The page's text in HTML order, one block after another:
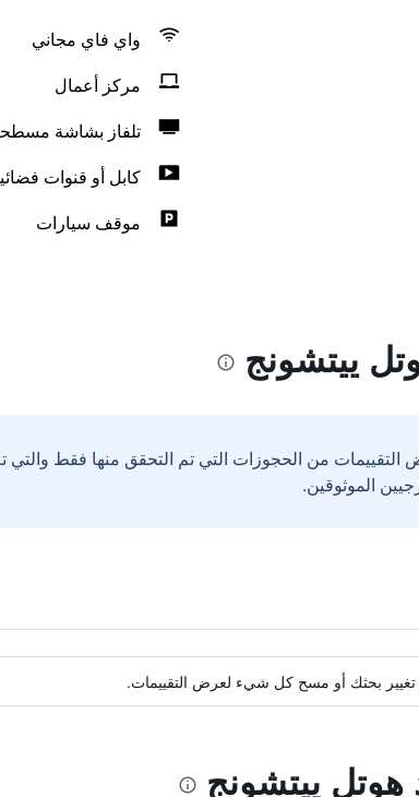
واي فاي مجاني
مركز أعمال
تلفاز بشاشة
كابل أو قنوات
موقف سيارات
ييتشونج
من الحجوزات التي تم التحقق منها فقط
تغيير بحثك أو مسح كل شيء لعرض التقييمات.
هوتل ييتشونج